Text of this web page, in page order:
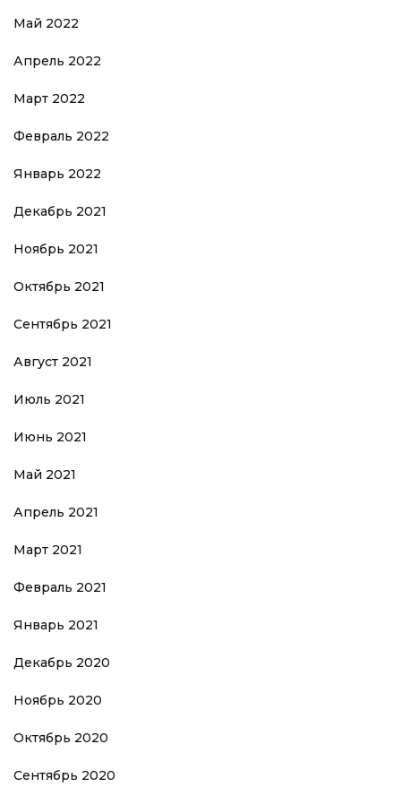
Май 2022
Апрель 2022
Март 2022
Февраль 2022
Январь 2022
Декабрь 2021
Ноябрь 2021
Октябрь 2021
Сентябрь 2021
Август 2021
Июль 2021
Июнь 2021
Май 2021
Апрель 2021
Март 2021
Февраль 2021
Январь 2021
Декабрь 2020
Ноябрь 2020
Октябрь 2020
Сентябрь 2020